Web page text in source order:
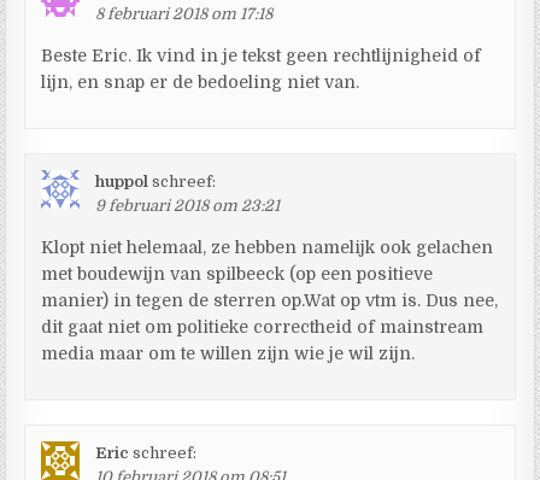
8 februari 2018 om 17:18
Beste Eric. Ik vind in je tekst geen rechtlijnigheid of
lijn, en snap er de bedoeling niet van.
huppol schreef:
9 februari 2018 om 23:21
Klopt niet helemaal, ze hebben namelijk ook gelachen
met boudewijn van spilbeeck (op een positieve
manier) in tegen de sterren op.Wat op vtm is. Dus nee,
dit gaat niet om politieke correctheid of mainstream
media maar om te willen zijn wie je wil zijn.
Eric schreef: